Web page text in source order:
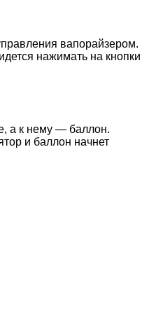
вапорайзером.
нажимать на кнопки
а к нему — баллон.
и баллон начнет